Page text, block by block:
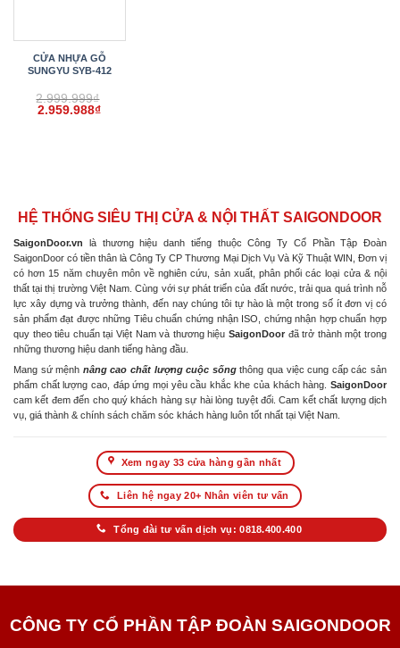
CỬA NHỰA GỖ
SUNGYU SYB-412
2.999.999₫
Giá
2.959.988₫Giá
HỆ THỐNG SIÊU THỊ CỬA & NỘI THẤT SAIGONDOOR
SaigonDoor.vn là thương hiệu danh tiếng thuộc Công Ty Cổ Phần Tập Đoàn
SaigonDoor có tiền thân là Công Ty CP Thương Mại Dịch Vụ Và Kỹ Thuật WIN, Đơn vị
có hơn 15 năm chuyên môn về nghiên cứu, sản xuất, phân phối các loại cửa & nội
thất tại thị trường Việt Nam. Cùng với sự phát triển của đất nước, trải qua quá trình nỗ
lực xây dựng và trưởng thành, đến nay chúng tôi tự hào là một trong số ít đơn vị có
sản phẩm đạt được những Tiêu chuẩn chứng nhận ISO, chứng nhận hợp chuẩn hợp
quy theo tiêu chuẩn tại Việt Nam và thương hiệu SaigonDoor đã trở thành một trong
những thương hiệu danh tiếng hàng đầu.
Mang sứ mệnh nâng cao chất lượng cuộc sốngthông qua việc cung cấp các sản
phẩm chất lượng cao, đáp ứng mọi yêu cầu khắc khe của khách hàng. SaigonDoor
cam kết đem đến cho quý khách hàng sự hài lòng tuyệt đối. Cam kết chất lượng dịch
vụ, giá thành & chính sách chăm sóc khách hàng luôn tốt nhất tại Việt Nam.
Xem ngay 33 cửa hàng gần nhất
Liên hệ ngay 20+ Nhân viên tư vấn
Tổng đài tư vấn dịch vụ: 0818.400.400
CÔNG TY CỔ PHẦN TẬP ĐOÀN SAIGONDOOR